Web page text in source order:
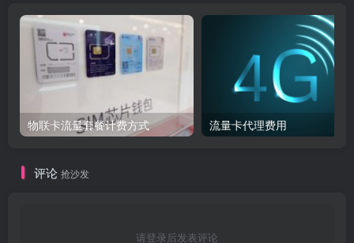
物联卡流量套餐计费方式 流量卡代理费用
评论 抢沙发
请登录后发表评论